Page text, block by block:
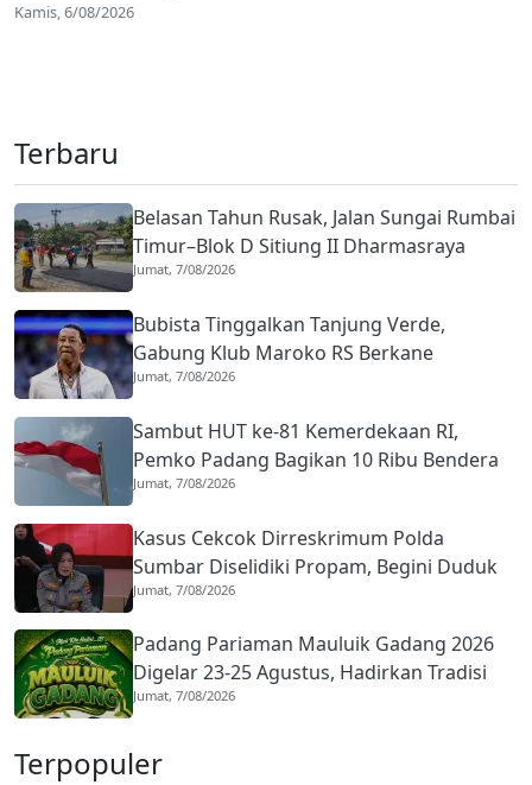
Kamis, 6/08/2026
Terbaru
Belasan Tahun Rusak, Jalan Sungai Rumbai
Timur–Blok D Sitiung II Dharmasraya
Mulai Diaspal
Jumat, 7/08/2026
Bubista Tinggalkan Tanjung Verde,
Gabung Klub Maroko RS Berkane
Jumat, 7/08/2026
Sambut HUT ke-81 Kemerdekaan RI,
Pemko Padang Bagikan 10 Ribu Bendera
Merah Putih
Jumat, 7/08/2026
Kasus Cekcok Dirreskrimum Polda
Sumbar Diselidiki Propam, Begini Duduk
Perkaranya
Jumat, 7/08/2026
Padang Pariaman Mauluik Gadang 2026
Digelar 23-25 Agustus, Hadirkan Tradisi
Islam dan Budaya Minangkabau
Jumat, 7/08/2026
Terpopuler